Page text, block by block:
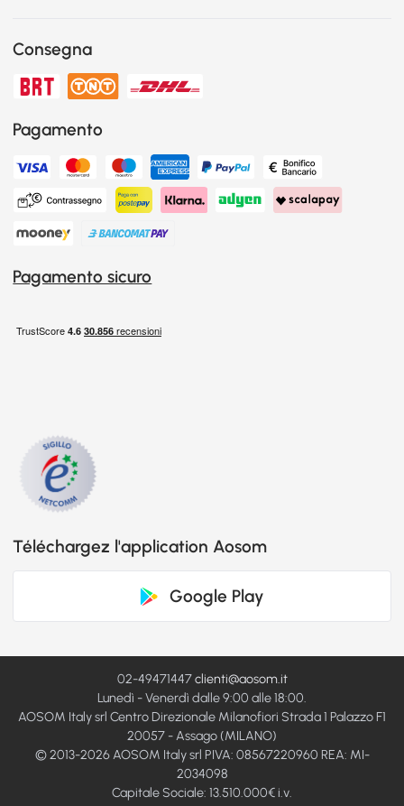
Consegna
Pagamento
Pagamento sicuro
Téléchargez l'application Aosom
Google Play
02-49471447clienti@aosom.it
Lunedì - Venerdì dalle 9:00 alle 18:00.
AOSOM Italy srl Centro Direzionale Milanofiori Strada 1 Palazzo F1
20057 - Assago (MILANO)
© 2013-2026 AOSOM Italy srl PIVA: 08567220960 REA: MI-
2034098
Capitale Sociale: 13.510.000€ i.v.